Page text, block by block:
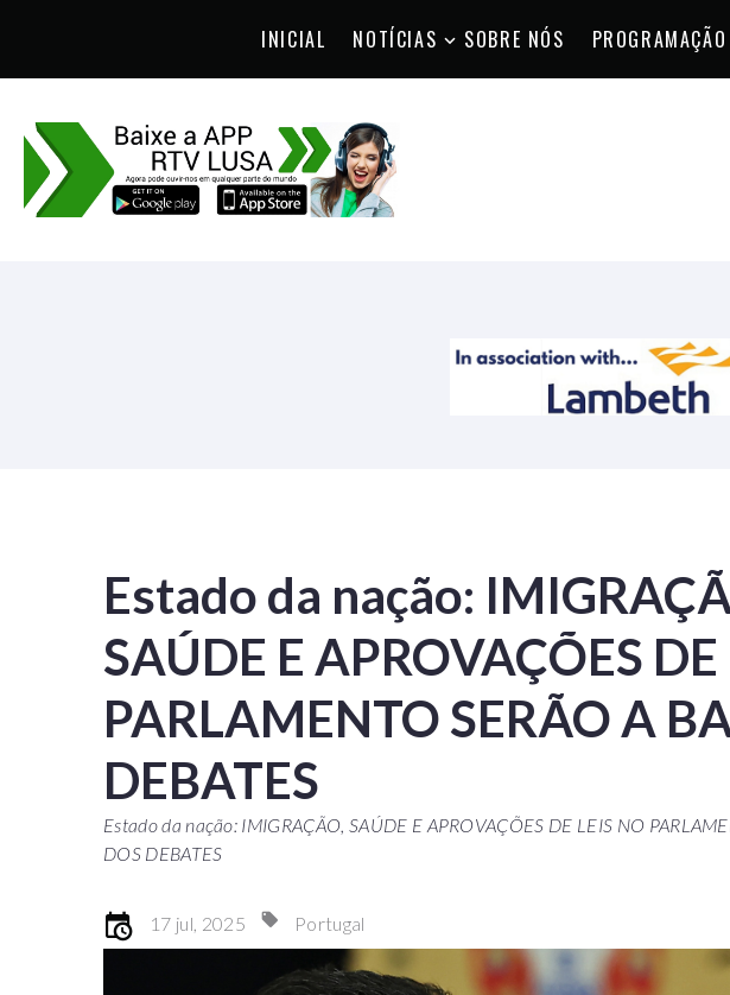
INICIAL NOTÍCIAS SOBRE NÓS PROGRAMAÇÃO
Estado da nação:
SAÚDE E APROVAÇÕES
PARLAMENTO SERÃO A
DEBATES
Estado da nação: IMIGRAÇÃO, SAÚDE E APROVAÇÕES DE LEIS NO
DOS DEBATES
17 jul, 2025 Portugal